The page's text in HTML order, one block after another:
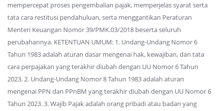
mempercepat proses pengembalian pajak, memperjelas syarat serta
tata cara restitusi pendahuluan, serta menggantikan Peraturan
Menteri Keuangan Nomor 39/PMK.03/2018 beserta seluruh
perubahannya. KETENTUAN UMUM: 1. Undang-Undang Nomor 6
Tahun 1983 adalah aturan dasar mengenai hak, kewajiban, dan tata
cara perpajakan yang terakhir diubah dengan UU Nomor 6 Tahun
2023. 2. Undang-Undang Nomor 8 Tahun 1983 adalah aturan
mengenai PPN dan PPnBM yang terakhir diubah dengan UU Nomor 6
Tahun 2023. 3. Wajib Pajak adalah orang pribadi atau badan yang